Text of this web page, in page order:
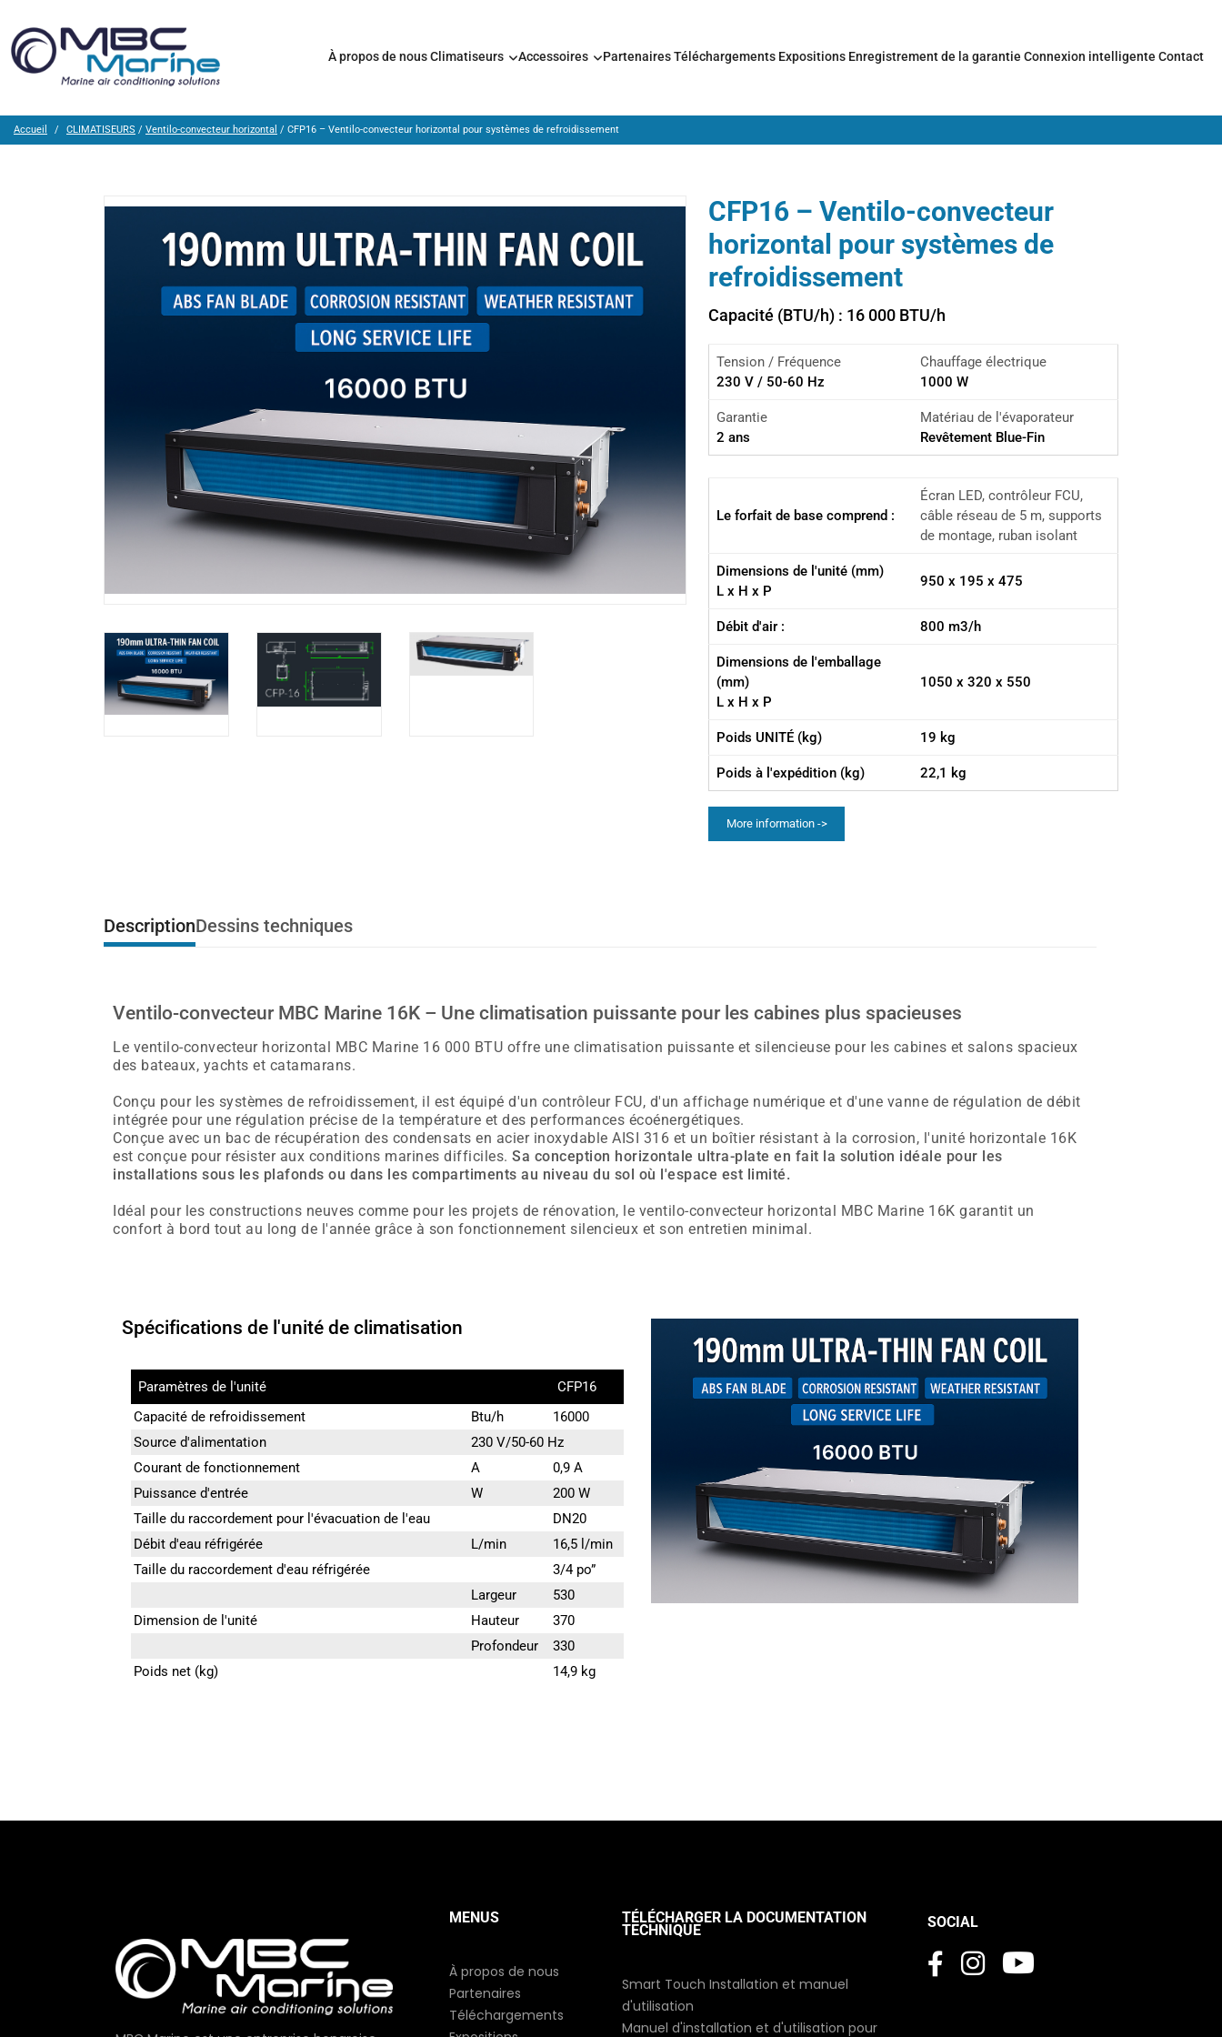
À propos de nousClimatiseurs Accessoires PartenairesTéléchargements Expositions Enregistrement de la garantie Connexion intelligente Contact
Accueil CLIMATISEURS / Ventilo-convecteur horizontal / CFP16 – Ventilo-convecteur horizontal pour systèmes de refroidissement
CFP16 – Ventilo-convecteur
horizontal pour systèmes de
refroidissement
Capacité (BTU/h) : 16 000 BTU/h
Tension / Fréquence
230 V / 50-60 Hz
Chauffage électrique
1000 W
Garantie
2 ans
Matériau de l'évaporateur
Revêtement Blue-Fin
Le forfait de base comprend :
Écran LED, contrôleur FCU,
câble réseau de 5 m, supports
de montage, ruban isolant
Dimensions de l'unité (mm)
L x H x P
950 x 195 x 475
Débit d'air : 800 m3/h
Dimensions de l'emballage
(mm)
L x H x P
1050 x 320 x 550
Poids UNITÉ (kg) 19 kg
Poids à l'expédition (kg) 22,1 kg
More information ->
DescriptionDessins techniques
Ventilo-convecteur MBC Marine 16K – Une climatisation puissante pour les cabines plus spacieuses
Le ventilo-convecteur horizontal MBC Marine 16 000 BTU offre une climatisation puissante et silencieuse pour les cabines et salons spacieux
des bateaux, yachts et catamarans.
Conçu pour les systèmes de refroidissement, il est équipé d'un contrôleur FCU, d'un affichage numérique et d'une vanne de régulation de débit
intégrée pour une régulation précise de la température et des performances écoénergétiques.
Conçue avec un bac de récupération des condensats en acier inoxydable AISI 316 et un boîtier résistant à la corrosion, l'unité horizontale 16K
est conçue pour résister aux conditions marines difficiles. Sa conception horizontale ultra-plate en fait la solution idéale pour les
installations sous les plafonds ou dans les compartiments au niveau du sol où l'espace est limité.
Idéal pour les constructions neuves comme pour les projets de rénovation, le ventilo-convecteur horizontal MBC Marine 16K garantit un
confort à bord tout au long de l'année grâce à son fonctionnement silencieux et son entretien minimal.
Spécifications de l'unité de climatisation
Paramètres de l'unité
CFP16
Capacité de refroidissement
Btu/h
16000
Source d'alimentation
230 V/50-60 Hz
Courant de fonctionnement
A
0,9 A
Puissance d'entrée
W
200 W
Taille du raccordement pour l'évacuation de l'eau
DN20
Débit d'eau réfrigérée
L/min
16,5 l/min
Taille du raccordement d'eau réfrigérée
3/4 po”
Largeur
530
Dimension de l'unité
Hauteur
370
Profondeur
330
Poids net (kg)
14,9 kg
MENUS
À propos de nous
Partenaires
Téléchargements
TÉLÉCHARGER LA DOCUMENTATION
TECHNIQUE
Smart Touch Installation et manuel
d'utilisation
Manuel d'installation et d'utilisation pour
SOCIAL